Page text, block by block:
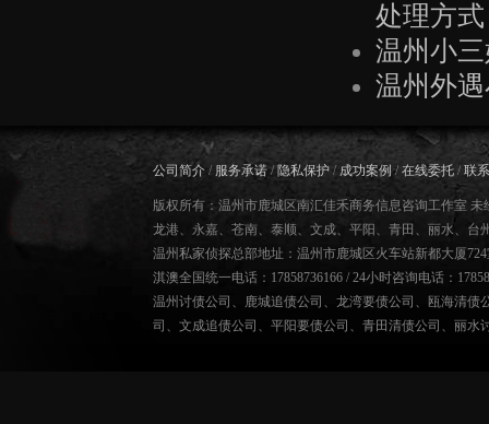
处理方式
温州小
温州外
公司简介 / 服务承诺 /隐私保护 / 成功案例 / 在线委托 / 联
版权所有：温州市鹿城区南汇佳禾商务信息咨询工作室
龙港、永嘉、苍南、泰顺、文成、平阳、青田、丽水、台
温州私家侦探总部地址：温州市鹿城区火车站新都大厦
淇澳全国统一电话：17858736166 / 24小时咨询电话：
温州讨债公司 、 鹿城追债公司 、 龙湾要债公司 、 瓯海清债
司 、 文成追债公司 、 平阳要债公司 、 青田清债公司 、 丽水